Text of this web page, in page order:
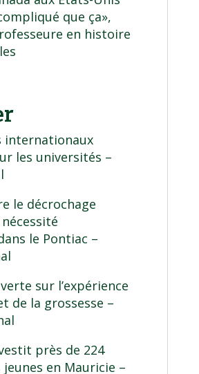
que ça»,
en histoire
internationaux
les universités –
le décrochage
le Pontiac –
sur l’expérience
de la grossesse –
près de 224
en Mauricie –